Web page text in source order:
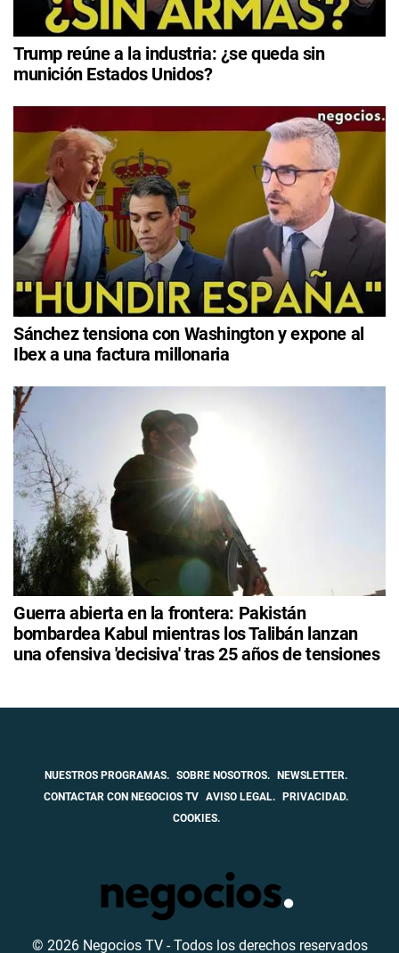
Trump reúne a la industria: ¿se queda sin
munición Estados Unidos?
Sánchez tensiona con Washington y expone al
Ibex a una factura millonaria
Guerra abierta en la frontera: Pakistán
bombardea Kabul mientras los Talibán lanzan
una ofensiva 'decisiva' tras 25 años de tensiones
NUESTROS PROGRAMAS. SOBRE NOSOTROS. NEWSLETTER.
CONTACTAR CON NEGOCIOS TV AVISO LEGAL. PRIVACIDAD.
COOKIES.
© 2026 Negocios TV - Todos los derechos reservados